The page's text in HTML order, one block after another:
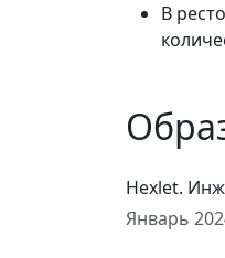
В
Hexlet.
Январь